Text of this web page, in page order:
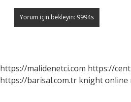
https://malidenetci.com https://
https://barisal.com.tr knight online